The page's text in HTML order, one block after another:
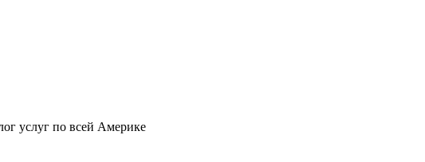
услуг по всей Америке